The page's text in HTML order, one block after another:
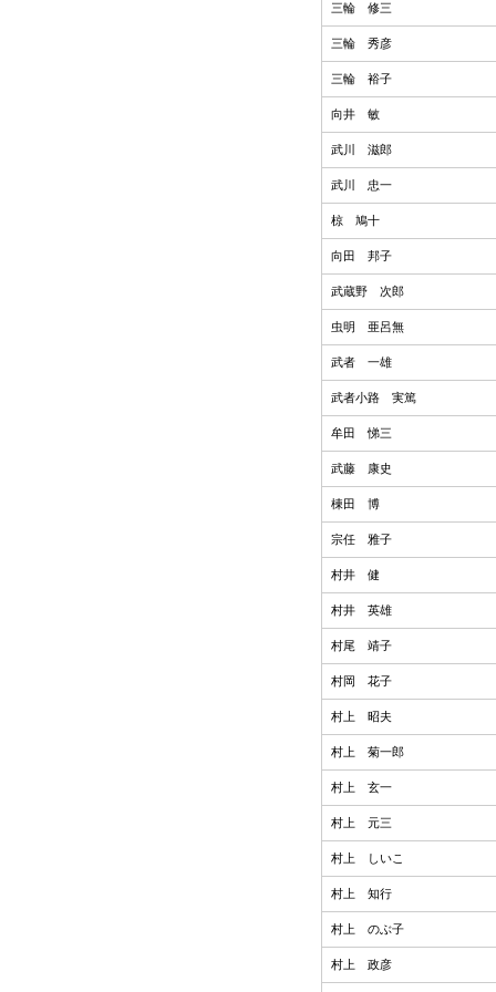
三輪 修三
三輪 秀彦
三輪 裕子
向井 敏
武川 滋郎
武川 忠一
椋 鳩十
向田 邦子
武蔵野 次郎
虫明 亜呂無
武者 一雄
武者小路 実篤
牟田 悌三
武藤 康史
棟田 博
宗任 雅子
村井 健
村井 英雄
村尾 靖子
村岡 花子
村上 昭夫
村上 菊一郎
村上 玄一
村上 元三
村上 しいこ
村上 知行
村上 のぶ子
村上 政彦